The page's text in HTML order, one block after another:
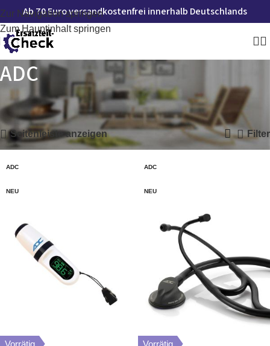
Zur Navigation springen
Zum Hauptinhalt springen
Ab 70 Euro versandkostenfrei innerhalb Deutschlands
ADC
Startseite» ADC Alle 8 Ergebnisse werden angezeigt
Seitenleiste anzeigen Filter
ADC
NEU
Vorrätig
ADC
NEU
Vorrätig